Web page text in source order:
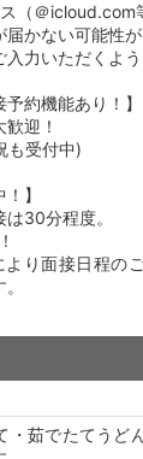
（＠icloud.com
かない可能性が
力いただくよう
予約機能あり！】
迎！
も受付中)
】
30分程度。
り面接日程の
・茹でたてうど